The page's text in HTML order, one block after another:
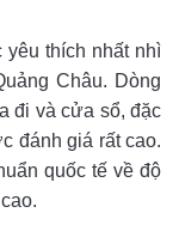
yêu thích nhất nhì
Châu. Dòng
đi và cửa sổ, đặc
đánh giá rất cao.
quốc tế về độ